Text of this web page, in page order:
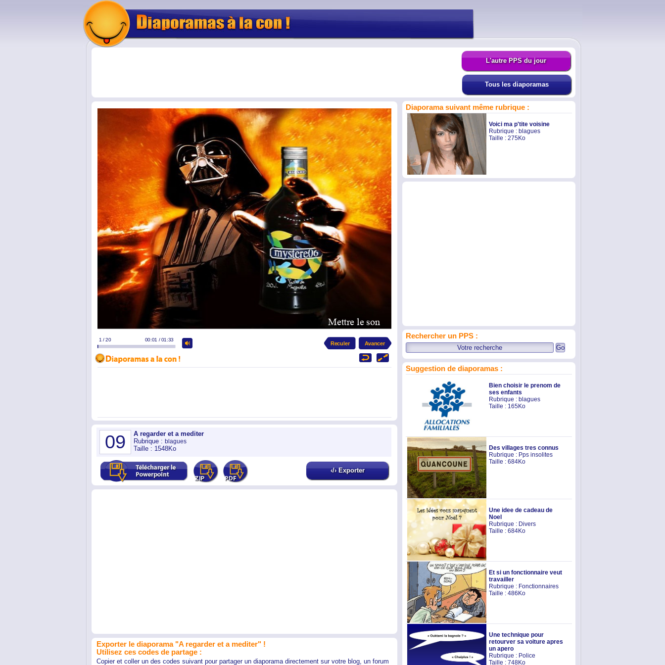
L'autre PPS du jour
Tous les diaporamas
Diaporama suivant même rubrique :
Voici ma p'tite voisine
Rubrique : blagues
Taille : 275Ko
Rechercher un PPS :
Suggestion de diaporamas :
Bien choisir le prenom de
ses enfants
Rubrique : blagues
Taille : 165Ko
Des villages tres connus
Rubrique : Pps insolites
Taille : 684Ko
Une idee de cadeau de
Noel
Rubrique : Divers
Taille : 684Ko
Et si un fonctionnaire veut
travailler
Rubrique : Fonctionnaires
Taille : 486Ko
Une technique pour
retourver sa voiture apres
un apero
Rubrique : Police
Taille : 748Ko
09
A regarder et a mediter
Rubrique : blagues
Taille : 1548Ko
‹/› Exporter
Exporter le diaporama "A regarder et a mediter" !
Utilisez ces codes de partage :
Copier et coller un des codes suivant pour partager un diaporama directement sur votre blog, un forum